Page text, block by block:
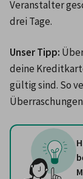
Veranstalter
Unser Tipp:
deine
gültig sind. So